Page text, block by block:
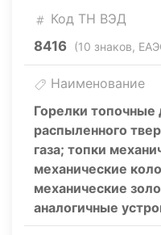
Код ТН ВЭД
8416 (10 знаков,
Наименование
Горелки топочные
распыленного
газа; топки
механические
механические
аналогичные